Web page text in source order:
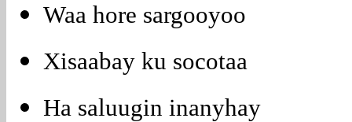
Waa hore sargooyoo
Xisaabay ku socotaa
Ha saluugin inanyhay